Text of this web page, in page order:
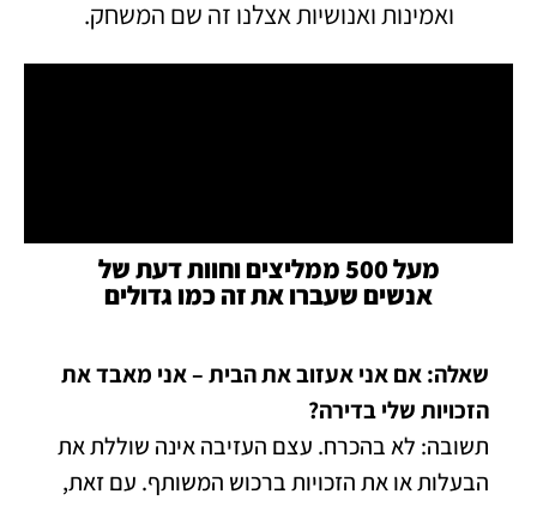
ואמינות ואנושיות אצלנו זה שם המשחק.
מעל 500 ממליצים וחוות דעת של
אנשים שעברו את זה כמו גדולים
שאלה: אם אני אעזוב את הבית – אני מאבד את
הזכויות שלי בדירה?
תשובה: לא בהכרח. עצם העזיבה אינה שוללת את
הבעלות או את הזכויות ברכוש המשותף. עם זאת,